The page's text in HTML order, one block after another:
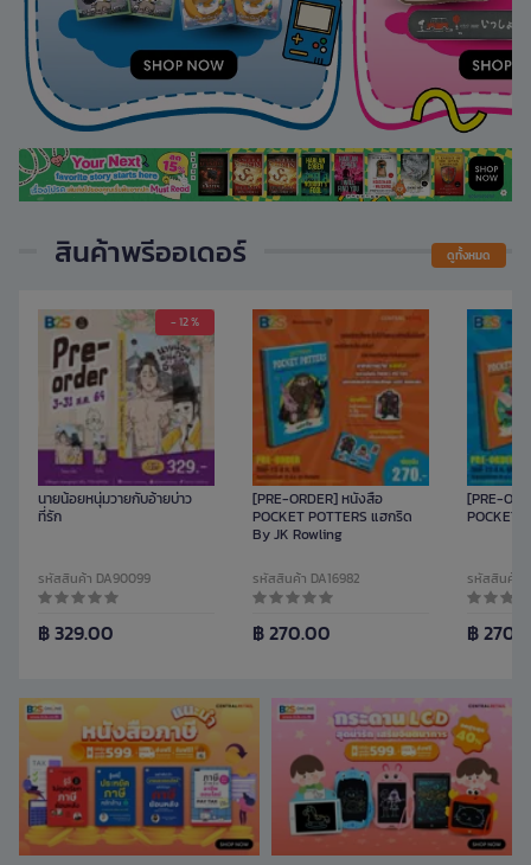
สินค้าพรีออเดอร์ ดูทั้งหมด
- 12 %
นายน้อยหนุ่มวายกับอ้ายบ่าว
ที่รัก
รหัสสินค้า DA90099
฿ 329.00
[PRE-ORDER] หนังสือ
POCKET POTTERS แฮกริด
By JK Rowling
รหัสสินค้า DA16982
฿ 270.00
[PRE-
POCKET
รหัสสินค้า
฿